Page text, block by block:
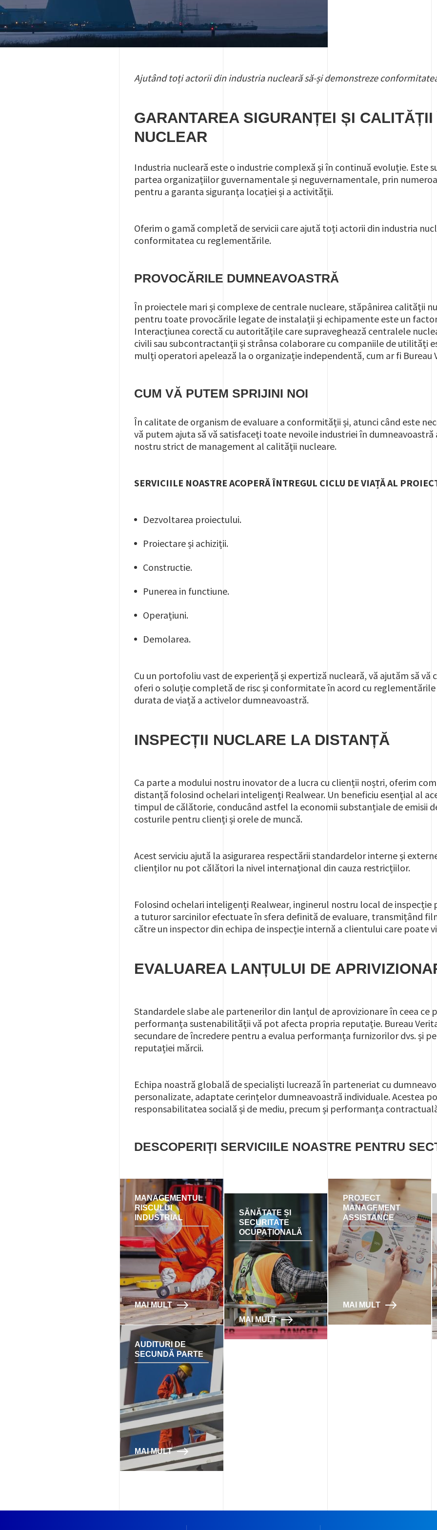
Ajutând toți actorii din industria nucleară să-și demonstreze
GARANTAREA SIGURANȚEI ȘI
NUCLEAR
Industria nucleară este o industrie complexă și în continuă evoluție. Este
partea organizațiilor guvernamentale și neguvernamentale, prin
pentru a garanta siguranța locației și a activității.
Oferim o gamă completă de servicii care ajută toți actorii din industria
conformitatea cu reglementările.
PROVOCĂRILE DUMNEAVOASTRĂ
În proiectele mari și complexe de centrale nucleare, stăpânirea calității
pentru toate provocările legate de instalații și echipamente este un
Interacțiunea corectă cu autoritățile care supraveghează centralele
civili sau subcontractanții și strânsa colaborare cu companiile de utilități
mulți operatori apelează la o organizație independentă, cum ar fi Bureau
CUM VĂ PUTEM SPRIJINI NOI
În calitate de organism de evaluare a conformității și, atunci când este
vă putem ajuta să vă satisfaceți toate nevoile industriei în
nostru strict de management al calității nucleare.
SERVICIILE NOASTRE ACOPERĂ ÎNTREGUL CICLU DE VIAȚĂ AL
Dezvoltarea proiectului.
Proiectare și achiziții.
Constructie.
Punerea in functiune.
Operațiuni.
Demolarea.
Cu un portofoliu vast de experiență și expertiză nucleară, vă ajutăm să
oferi o soluție completă de risc și conformitate în acord cu
durata de viață a activelor dumneavoastră.
INSPECȚII NUCLARE LA DISTANȚĂ
Ca parte a modului nostru inovator de a lucra cu clienții noștri, oferim
distanță folosind ochelari inteligenți Realwear. Un beneficiu esențial al
timpul de călătorie, conducând astfel la economii substanțiale de emisii
costurile pentru clienți și orele de muncă.
Acest serviciu ajută la asigurarea respectării standardelor interne și
clienților nu pot călători la nivel internațional din cauza restricțiilor.
Folosind ochelari inteligenți Realwear, inginerul nostru local de
a tuturor sarcinilor efectuate în sfera definită de evaluare, transmițând
către un inspector din echipa de inspecție internă a clientului care poate
EVALUAREA LANȚULUI DE
Standardele slabe ale partenerilor din lanțul de aprovizionare în ceea ce
performanța sustenabilității vă pot afecta propria reputație. Bureau
secundare de încredere pentru a evalua performanța furnizorilor dvs. și
reputației mărcii.
Echipa noastră globală de specialiști lucrează în parteneriat cu
personalizate, adaptate cerințelor dumneavoastră individuale. Acestea
responsabilitatea socială și de mediu, precum și performanța
DESCOPERIȚI SERVICIILE NOASTRE PENTRU
MANAGEMENTUL
RISCULUI
INDUSTRIAL
MAI MULT
SĂNĂTATE ȘI
SECURITATE
OCUPAȚIONALĂ
MAI MULT
PROJECT
MANAGEMENT
ASSISTANCE
MAI MULT
AUDITURI DE
SECUNDĂ PARTE
MAI MULT